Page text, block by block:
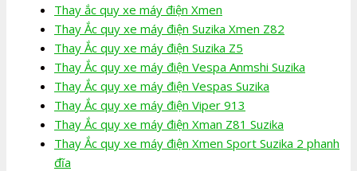
Thay ắc quy xe máy điện Xmen
Thay Ắc quy xe máy điện Suzika Xmen Z82
Thay Ắc quy xe máy điện Suzika Z5
Thay Ắc quy xe máy điện Vespa Anmshi Suzika
Thay Ắc quy xe máy điện Vespas Suzika
Thay Ắc quy xe máy điện Viper 913
Thay Ắc quy xe máy điện Xman Z81 Suzika
Thay Ắc quy xe máy điện Xmen Sport Suzika 2 phanh
đĩa